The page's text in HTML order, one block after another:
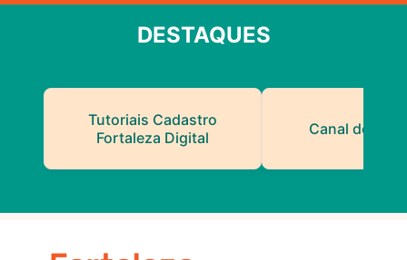
DESTAQUES
Tutoriais Cadastro
Fortaleza Digital
Canal do